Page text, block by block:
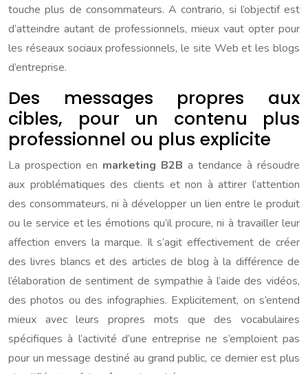
touche plus de consommateurs. A contrario, si l’objectif est
d’atteindre autant de professionnels, mieux vaut opter pour
les réseaux sociaux professionnels, le site Web et les blogs
d’entreprise.
Des messages propres aux
cibles, pour un contenu plus
professionnel ou plus explicite
La prospection en marketing B2B a tendance à résoudre
aux problématiques des clients et non à attirer l’attention
des consommateurs, ni à développer un lien entre le produit
ou le service et les émotions qu’il procure, ni à travailler leur
affection envers la marque. Il s’agit effectivement de créer
des livres blancs et des articles de blog à la différence de
l’élaboration de sentiment de sympathie à l’aide des vidéos,
des photos ou des infographies. Explicitement, on s’entend
mieux avec leurs propres mots que des vocabulaires
spécifiques à l’activité d’une entreprise ne s’emploient pas
pour un message destiné au grand public, ce dernier est plus